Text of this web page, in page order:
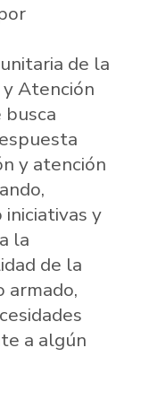
de la
Atención
busca
y atención
y
la
de la
armado,
a algún